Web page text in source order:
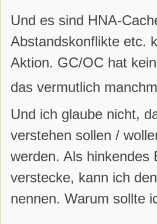
Und es sind HNA-
Abstandskonflikte etc.
Aktion. GC/OC hat
das vermutlich
Und ich glaube nicht,
verstehen sollen /
werden. Als hinkendes
verstecke, kann ich
nennen. Warum sollte